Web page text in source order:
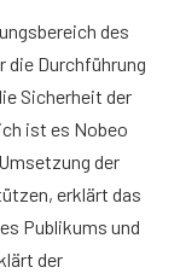
des
Durchführung
Sicherheit der
ist es Nobeo
der
erklärt das
Publikums und
der